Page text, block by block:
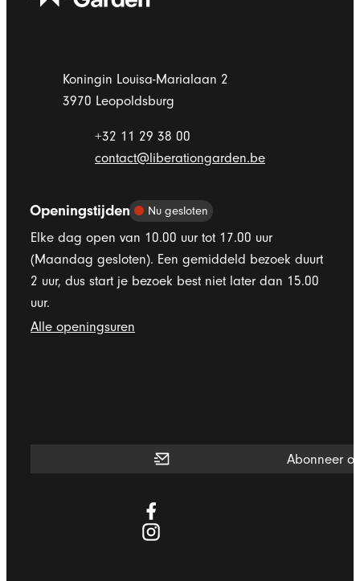
AdresKoningin Louisa-Marialaan 2
,3970 Leopoldsburg
+32 11 29 38 00
E-mailcontact@liberationgarden.be
Openingstijden Nu gesloten
Elke dag open van 10.00 uur tot 17.00 uur
(Maandag gesloten). Een gemiddeld bezoek duurt
2 uur, dus start je bezoek best niet later dan 15.00
uur.
Alle openingsuren
Abonneer